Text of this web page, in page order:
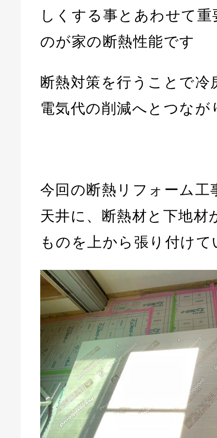
しくする事とあわせて
のが家の断熱性能です
断熱対策を行うことで冷
電気代の削減へとつなが
今回の断熱リフォーム工
天井に、断熱材と下地材
ものを上から張り付け